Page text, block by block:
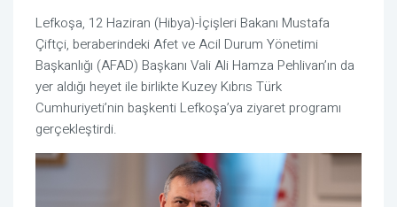
Lefkoşa, 12 Haziran (Hibya)-İçişleri Bakanı Mustafa
Çiftçi, beraberindeki Afet ve Acil Durum Yönetimi
Başkanlığı (AFAD) Başkanı Vali Ali Hamza Pehlivan’ın da
yer aldığı heyet ile birlikte Kuzey Kıbrıs Türk
Cumhuriyeti’nin başkenti Lefkoşa’ya ziyaret programı
gerçekleştirdi.